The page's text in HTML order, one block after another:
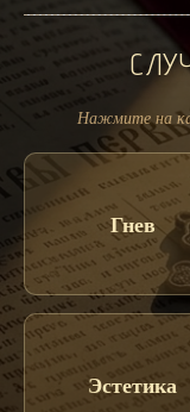
Нажмите на
Гнев
Эстетика